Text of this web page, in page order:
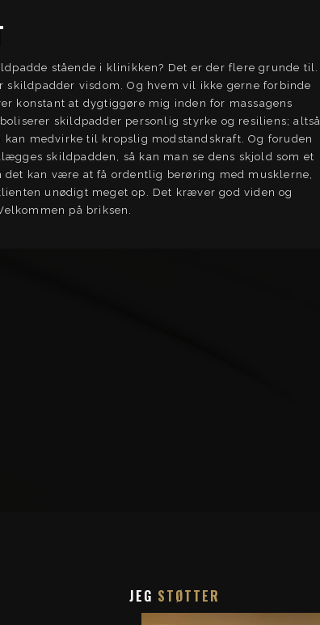
stående i klinikken? Det er der flere grunde til.
skildpadder visdom. Og hvem vil ikke gerne forbinde
konstant at dygtiggøre mig inden for massagens
skildpadder personlig styrke og resiliens; altså
kan medvirke til kropslig modstandskraft. Og foruden
skildpadden, så kan man se dens skjold som et
kan være at få ordentlig berøring med musklerne,
unødigt meget op. Det kræver god viden og
på briksen.
JEG STØTTER